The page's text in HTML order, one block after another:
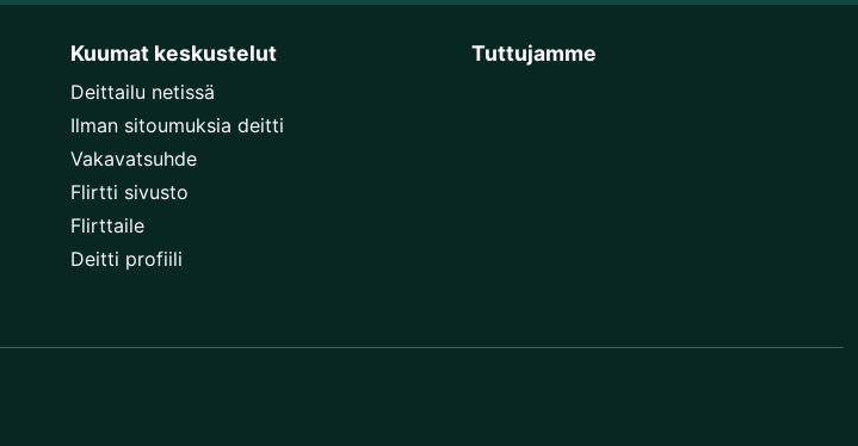
Kuumat keskustelut
Deittailu netissä
Ilman sitoumuksia deitti
Vakavatsuhde
Flirtti sivusto
Flirttaile
Deitti profiili
Tuttujamme